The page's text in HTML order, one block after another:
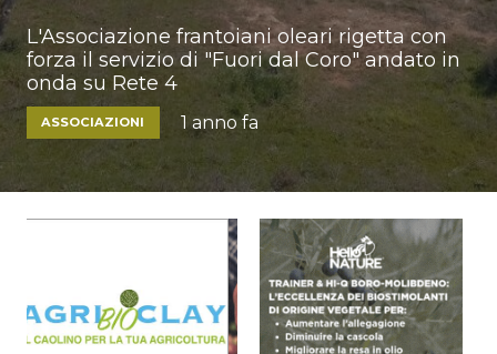
L'Associazione frantoiani oleari rigetta con
forza il servizio di "Fuori dal Coro" andato in
onda su Rete 4
ASSOCIAZIONI 1 anno fa